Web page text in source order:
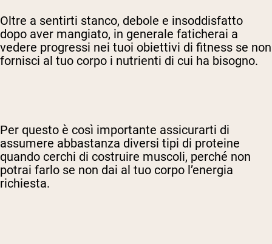
Oltre a sentirti stanco, debole e insoddisfatto
dopo aver mangiato, in generale faticherai a
vedere progressi nei tuoi obiettivi di fitness se non
fornisci al tuo corpo i nutrienti di cui ha bisogno.
Per questo è così importante assicurarti di
assumere abbastanza diversi tipi di proteine
quando cerchi di costruire muscoli, perché non
potrai farlo se non dai al tuo corpo l’energia
richiesta.